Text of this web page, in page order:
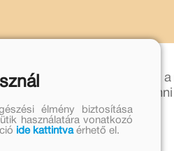
e-mail-címen lehet,
mégsem tud részt
élmény biztosítása
használatára vonatkozó
ide kattintvaérhető el.